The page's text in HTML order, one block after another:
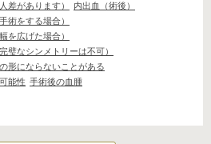
差があります）
内出血（術後）
術をする場合）
を広げた場合）
璧なシンメトリーは不可）
形にならないことがある
能性 手術後の血腫